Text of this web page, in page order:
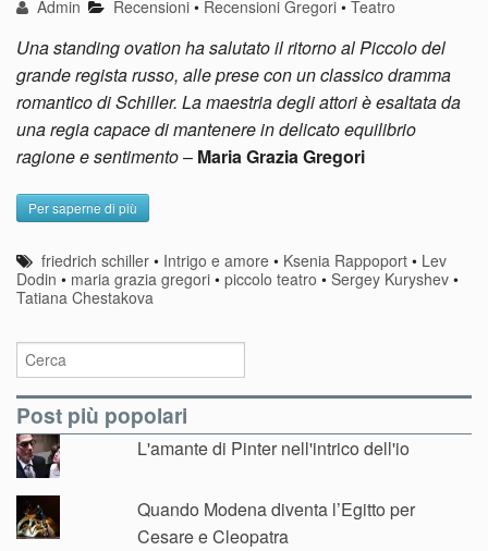
Admin Recensioni • Recensioni Gregori •Teatro
Una standing ovation ha salutato il ritorno al Piccolo del
grande regista russo, alle prese con un classico dramma
romantico di Schiller. La maestria degli attori è esaltata da
una regia capace di mantenere in delicato equilibrio
ragione e sentimento– Maria Grazia Gregori
Per saperne di più
friedrich schiller • Intrigo e amore • Ksenia Rappoport • Lev
Dodin • maria grazia gregori • piccolo teatro • Sergey Kuryshev •
Tatiana Chestakova
Post più popolari
L'amante di Pinter nell'intrico dell'io
Quando Modena diventa l’Egitto per
Cesare e Cleopatra